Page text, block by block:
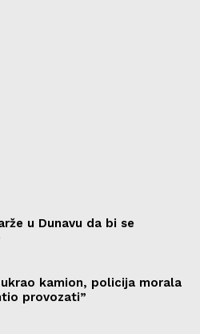
u Dunavu da bi se
kamion, policija morala
provozati”